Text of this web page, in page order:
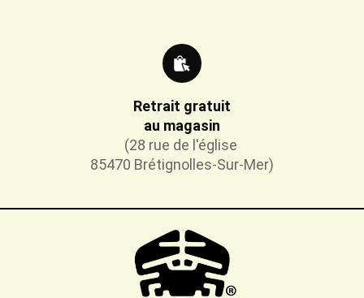
Retrait gratuit
au magasin
(28 rue de l'église
85470 Brétignolles-Sur-Mer)